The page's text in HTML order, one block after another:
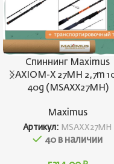
Спиннинг Maximus
AXIOM-X 27MH 2,7m
40g (MSAXX27MH)
Maximus
Артикул: MSAXX27MH
40 в наличии